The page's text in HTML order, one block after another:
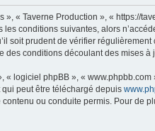
« Taverne Production », « https://
conditions suivantes, alors
soit prudent de vérifier
conditions découlant des mises à
logiciel phpBB », «
peut être téléchargé depuis
ou conduite permis. Pour de